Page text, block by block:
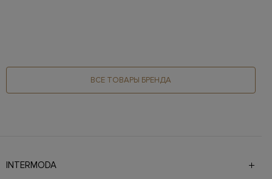
ВСЕ ТОВАРЫ БРЕНДА
INTERMODA